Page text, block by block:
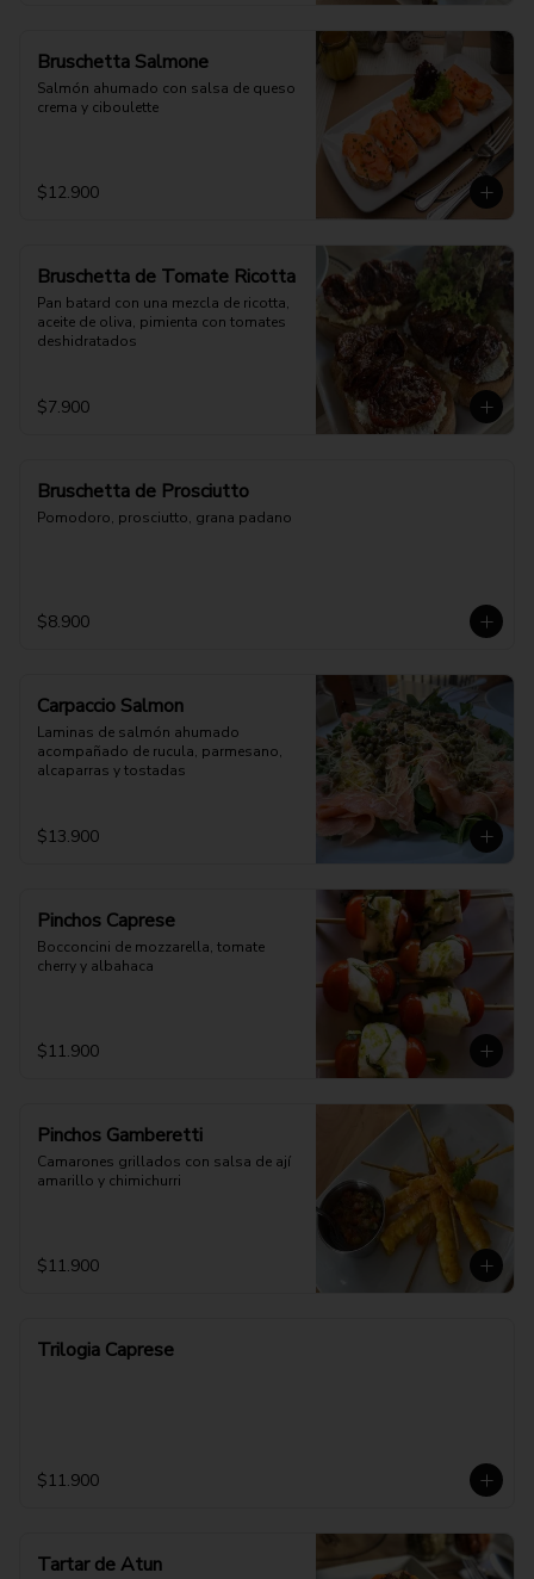
Bruschetta Salmone
Salmón ahumado con salsa de queso
crema y ciboulette
$12.900
Bruschetta de Tomate Ricotta
Pan batard con una mezcla de ricotta,
aceite de oliva, pimienta con tomates
deshidratados
$7.900
Bruschetta de Prosciutto
Pomodoro, prosciutto, grana padano
$8.900
Carpaccio Salmon
Laminas de salmón ahumado
acompañado de rucula, parmesano,
alcaparras y tostadas
$13.900
Pinchos Caprese
Bocconcini de mozzarella, tomate
cherry y albahaca
$11.900
Pinchos Gamberetti
Camarones grillados con salsa de ají
amarillo y chimichurri
$11.900
Trilogia Caprese
$11.900
Tartar de Atun